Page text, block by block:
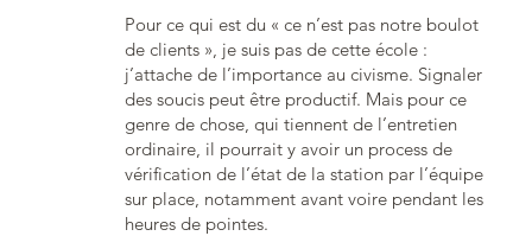
Pour ce qui est du « ce n’est pas notre boulot
de clients », je suis pas de cette école :
j’attache de l’importance au civisme. Signaler
des soucis peut être productif. Mais pour ce
genre de chose, qui tiennent de l’entretien
ordinaire, il pourrait y avoir un process de
vérification de l’état de la station par l’équipe
sur place, notamment avant voire pendant les
heures de pointes.